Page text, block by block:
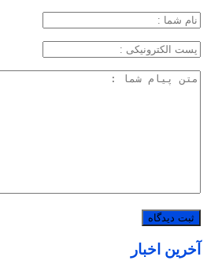
آخرین اخبار